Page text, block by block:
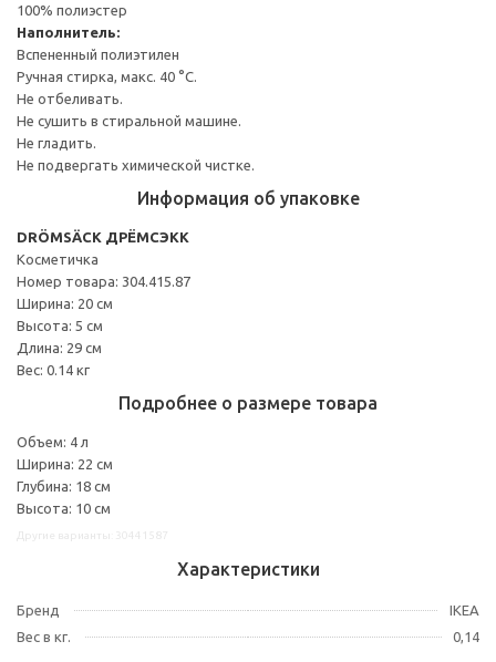
100% полиэстер
Наполнитель:
Вспененный полиэтилен
Ручная стирка, макс. 40 °C.
Не отбеливать.
Не сушить в стиральной машине.
Не гладить.
Не подвергать химической чистке.
Информация об упаковке
DRÖMSÄCK ДРЁМСЭКК
Косметичка
Номер товара: 304.415.87
Ширина: 20 см
Высота: 5 см
Длина: 29 см
Вес: 0.14 кг
Подробнее о размере товара
Объем: 4 л
Ширина: 22 см
Глубина: 18 см
Высота: 10 см
Характеристики
Бренд
IKEA
Вес в кг.
0,14